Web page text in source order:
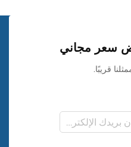
سعر مجاني
قريبًا.